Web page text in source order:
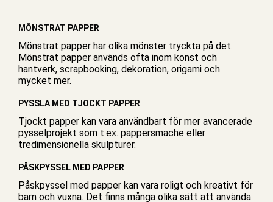
MÖNSTRAT PAPPER
Mönstrat papper har olika mönster tryckta på det.
Mönstrat papper används ofta inom konst och
hantverk, scrapbooking, dekoration, origami och
mycket mer.
PYSSLA MED TJOCKT PAPPER
Tjockt papper kan vara användbart för mer avancerade
pysselprojekt som t.ex. pappersmache eller
tredimensionella skulpturer.
PÅSKPYSSEL MED PAPPER
Påskpyssel med papper kan vara roligt och kreativt för
barn och vuxna. Det finns många olika sätt att använda